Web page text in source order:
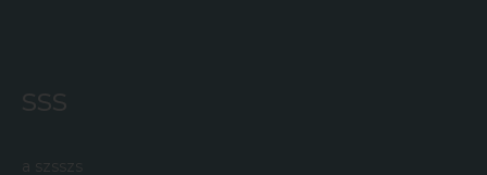
sss
a szsszs